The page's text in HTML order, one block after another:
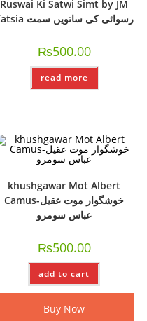
Ruswai Ki Satwi Simt by JM
Katsia رسوائی کی ساتویں سمت
₨500.00
read more
khushgawar Mot Albert
Camus-خوشگوار موت عقيل
عباس سومرو
₨500.00
add to cart
Buy Now